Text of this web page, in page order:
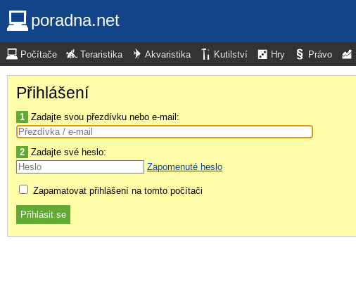
poradna.net
Počítače Teraristika Akvaristika Kutilství Hry Právo
Přihlášení
1 Zadajte svou přezdívku nebo e-mail:
2 Zadajte své heslo:
Zapomenuté heslo
Zapamatovat přihlášení na tomto počítači